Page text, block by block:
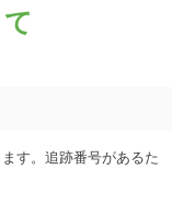
す。追跡番号があるた